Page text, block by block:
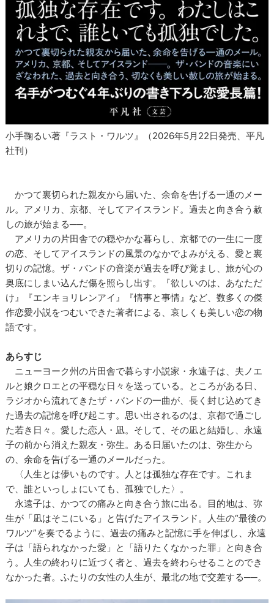
小手鞠るい著『ラスト・ワルツ』（2026年5月22日発売、平凡
社刊）
かつて裏切られた親友から届いた、余命を告げる一通のメー
ル。アメリカ、京都、そしてアイスランド。過去と向き合う赦
しの旅が始まる──。
アメリカの片田舎での穏やかな暮らし、京都での一生に一度
の恋、そしてアイスランドの風景のなかでよみがえる、愛と裏
切りの記憶。ザ・バンドの音楽が過去を呼び覚まし、旅が心の
奥底にしまい込んだ傷を照らし出す。『欲しいのは、あなただ
け』『エンキョリレンアイ』『情事と事情』など、数多くの傑
作恋愛小説をつむいできた著者による、哀しくも美しい恋の物
語です。
あらすじ
ニューヨーク州の片田舎で暮らす小説家・永遠子は、夫ノエ
ルと娘クロエとの平穏な日々を送っている。ところがある日、
ラジオから流れてきたザ・バンドの一曲が、長く封じ込めてき
た過去の記憶を呼び起こす。思い出されるのは、京都で過ごし
た若き日々。愛した恋人・凪。そして、その凪と結婚し、永遠
子の前から消えた親友・弥生。ある日届いたのは、弥生から
の、余命を告げる一通のメールだった。
〈人生とは儚いものです。人とは孤独な存在です。これま
で、誰といっしょにいても、孤独でした〉。
永遠子は、かつての痛みと向き合う旅に出る。目的地は、弥
生が「凪はそこにいる」と告げたアイスランド。人生の“最後の
ワルツ”を奏でるように、過去の痛みと記憶に手を伸ばし、永遠
子は「語られなかった愛」と「語りたくなかった罪」と向き合
う。人生の終わりに近づく者と、過去を終わらせることのでき
なかった者。ふたりの女性の人生が、最北の地で交差する──。